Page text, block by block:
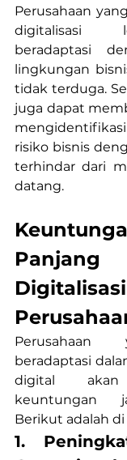
Perusahaan
digitalisasi
beradaptasi
lingkungan
tidak terduga.
juga dapat
risiko bisnis
terhindar dari
datang.
Digitalisasi
beradaptasi
digital akan
keuntungan
Berikut adalah di
1.